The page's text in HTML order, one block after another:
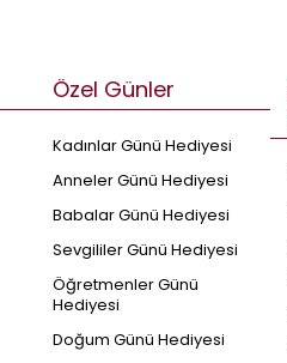
Özel Günler
Kadınlar Günü Hediyesi
Anneler Günü Hediyesi
Babalar Günü Hediyesi
Sevgililer Günü Hediyesi
Öğretmenler Günü
Hediyesi
Doğum Günü Hediyesi